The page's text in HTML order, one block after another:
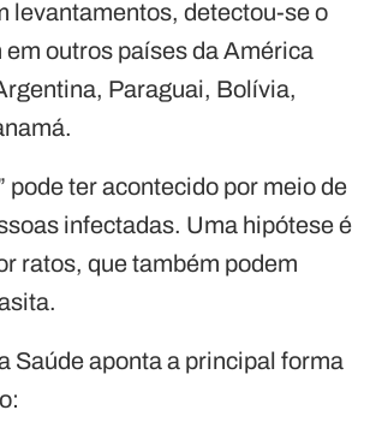
levantamentos, detectou-se o
outros países da América
Paraguai, Bolívia,
pode ter acontecido por meio de
infectadas. Uma hipótese é
ratos, que também podem
Saúde aponta a principal forma